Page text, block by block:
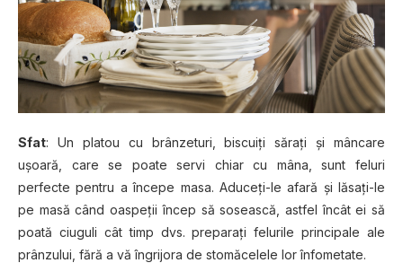
Sfat: Un platou cu brânzeturi, biscuiţi săraţi şi mâncare
uşoară, care se poate servi chiar cu mâna, sunt feluri
perfecte pentru a începe masa. Aduceţi-le afară şi lăsaţi-le
pe masă când oaspeţii încep să sosească, astfel încât ei să
poată ciuguli cât timp dvs. preparaţi felurile principale ale
prânzului, fără a vă îngrijora de stomăcelele lor înfometate.